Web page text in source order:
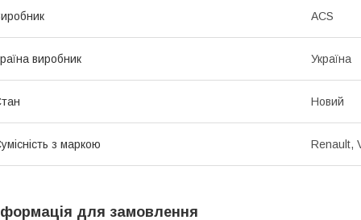
ACS
виробник Україна
Новий
з маркою Renault,
для замовлення